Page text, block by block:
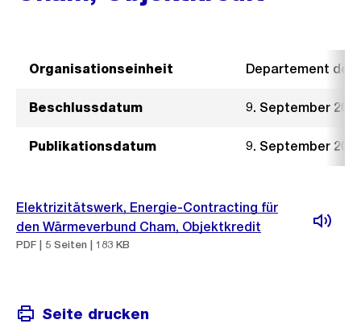
Organisationseinheit Departement der
Beschlussdatum 9. September
Publikationsdatum 9. September
Elektrizitätswerk, Energie-Contracting für
den Wärmeverbund Cham, Objektkredit
PDF | 5 Seiten | 183 KB
Seite drucken